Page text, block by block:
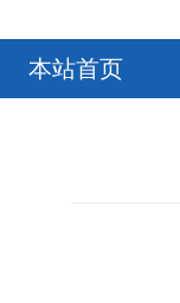
本站首页